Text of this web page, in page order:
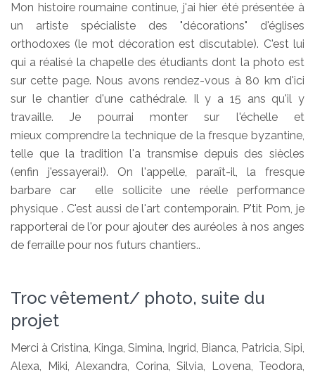
Mon histoire roumaine continue, j'ai hier été présentée à
un artiste spécialiste des "décorations" d'églises
orthodoxes (le mot décoration est discutable). C'est lui
qui a réalisé la chapelle des étudiants dont la photo est
sur cette page. Nous avons rendez-vous à 80 km d'ici
sur le chantier d'une cathédrale. Il y a 15 ans qu'il y
travaille. Je pourrai monter sur l'échelle et
mieux comprendre la technique de la fresque byzantine,
telle que la tradition l'a transmise depuis des siècles
(enfin j'essayerai!). On l'appelle, paraît-il, la fresque
barbare car elle sollicite une réelle performance
physique . C'est aussi de l'art contemporain. P'tit Pom, je
rapporterai de l'or pour ajouter des auréoles à nos anges
de ferraille pour nos futurs chantiers..
Troc vêtement/ photo, suite du
projet
Merci à Cristina, Kinga, Simina, Ingrid, Bianca, Patricia, Sipi,
Alexa, Miki, Alexandra, Corina, Silvia, Lovena, Teodora,